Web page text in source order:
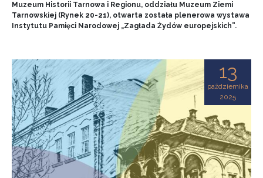
Muzeum Historii Tarnowa i Regionu, oddziału Muzeum Ziemi
Tarnowskiej (Rynek 20-21), otwarta została plenerowa wystawa
Instytutu Pamięci Narodowej „Zagłada Żydów europejskich”.
13
października
2025